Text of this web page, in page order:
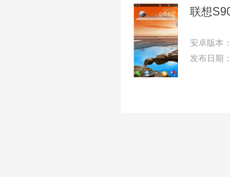
安卓版本：
发布日期：